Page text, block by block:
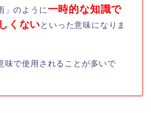
」のように 一時的な知識で
くないといった意味になりま
味で使用されることが多いで